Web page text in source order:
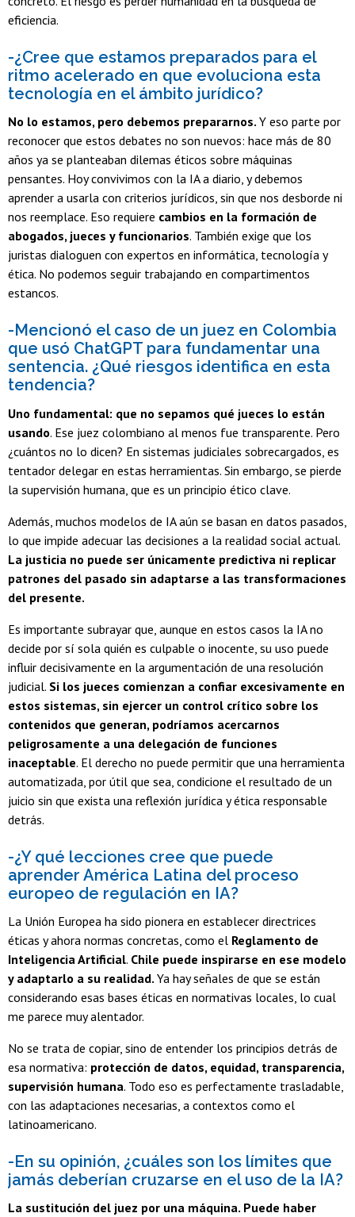
eficiencia.
-¿Cree que estamos preparados para el
ritmo acelerado en que evoluciona esta
tecnología en el ámbito jurídico?
No lo estamos, pero debemos prepararnos. Y eso parte por
reconocer que estos debates no son nuevos: hace más de 80
años ya se planteaban dilemas éticos sobre máquinas
pensantes. Hoy convivimos con la IA a diario, y debemos
aprender a usarla con criterios jurídicos, sin que nos desborde ni
nos reemplace. Eso requiere cambios en la formación de
abogados, jueces y funcionarios. También exige que los
juristas dialoguen con expertos en informática, tecnología y
ética. No podemos seguir trabajando en compartimentos
estancos.
-Mencionó el caso de un juez en Colombia
que usó ChatGPT para fundamentar una
sentencia. ¿Qué riesgos identifica en esta
tendencia?
Uno fundamental: que no sepamos qué jueces lo están
usando. Ese juez colombiano al menos fue transparente. Pero
¿cuántos no lo dicen? En sistemas judiciales sobrecargados, es
tentador delegar en estas herramientas. Sin embargo, se pierde
la supervisión humana, que es un principio ético clave.
Además, muchos modelos de IA aún se basan en datos pasados,
lo que impide adecuar las decisiones a la realidad social actual.
La justicia no puede ser únicamente predictiva ni replicar
patrones del pasado sin adaptarse a las transformaciones
del presente.
Es importante subrayar que, aunque en estos casos la IA no
decide por sí sola quién es culpable o inocente, su uso puede
influir decisivamente en la argumentación de una resolución
judicial. Si los jueces comienzan a confiar excesivamente en
estos sistemas, sin ejercer un control crítico sobre los
contenidos que generan, podríamos acercarnos
peligrosamente a una delegación de funciones
inaceptable. El derecho no puede permitir que una herramienta
automatizada, por útil que sea, condicione el resultado de un
juicio sin que exista una reflexión jurídica y ética responsable
detrás.
-¿Y qué lecciones cree que puede
aprender América Latina del proceso
europeo de regulación en IA?
La Unión Europea ha sido pionera en establecer directrices
éticas y ahora normas concretas, como el Reglamento de
Inteligencia Artificial. Chile puede inspirarse en ese modelo
y adaptarlo a su realidad. Ya hay señales de que se están
considerando esas bases éticas en normativas locales, lo cual
me parece muy alentador.
No se trata de copiar, sino de entender los principios detrás de
esa normativa: protección de datos, equidad, transparencia,
supervisión humana. Todo eso es perfectamente trasladable,
con las adaptaciones necesarias, a contextos como el
latinoamericano.
-En su opinión, ¿cuáles son los límites que
jamás deberían cruzarse en el uso de la IA?
La sustitución del juez por una máquina. Puede haber